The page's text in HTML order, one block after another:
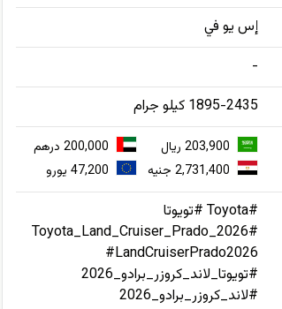
إس يو في
-
1895-2435 كيلو جرام
203,900 ريال
200,000 درهم
2,731,400 جنيه
47,200 يورو
#Toyota #تويوتا
#Toyota_Land_Cruiser_Prado_2026
#LandCruiserPrado2026
#تويوتا_لاند_كروزر_برادو_2026
#لاند_كروزر_برادو_2026